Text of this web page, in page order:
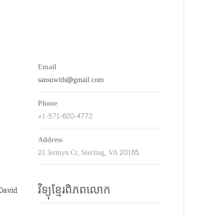
Email
sansuwith@gmail.com
Phone
+1-571-620-4772
Address
21 Jermyn Ct, Sterling, VA 20165
វិទ្យុខ្មែរពិភពលោក